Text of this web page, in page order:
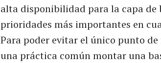
alta disponibilidad para la capa de
prioridades más importantes en
Para poder evitar el único punto
una práctica común montar una